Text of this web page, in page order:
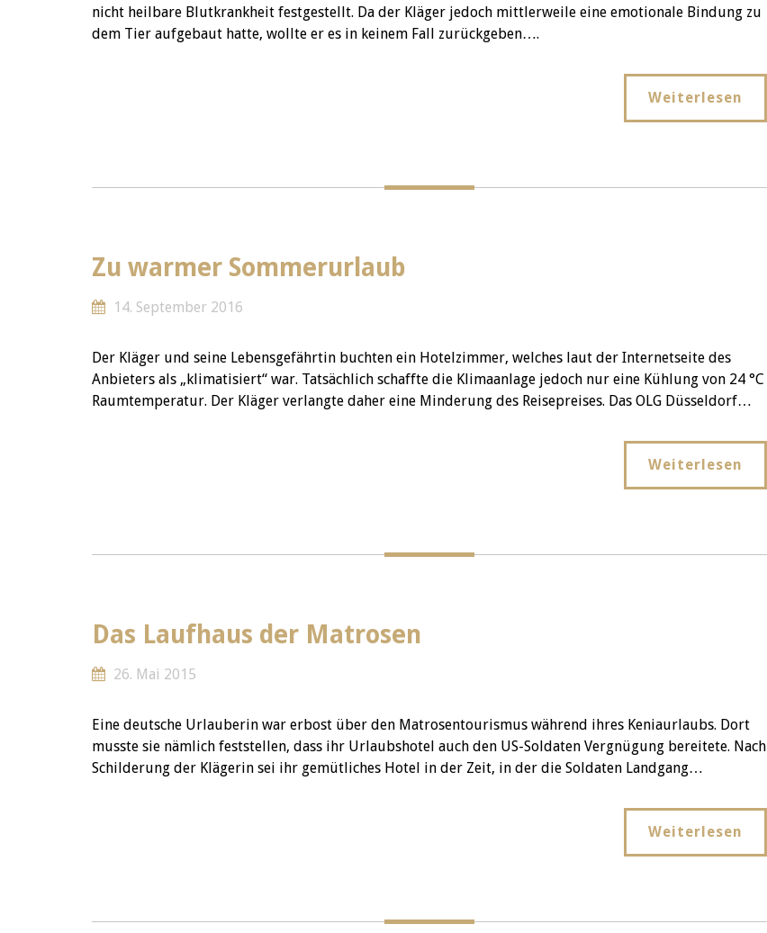
nicht heilbare Blutkrankheit festgestellt. Da der Kläger jedoch mittlerweile eine emotionale Bindung zu
dem Tier aufgebaut hatte, wollte er es in keinem Fall zurückgeben….
Weiterlesen
Zu warmer Sommerurlaub
14. September 2016
Der Kläger und seine Lebensgefährtin buchten ein Hotelzimmer, welches laut der Internetseite des
Anbieters als „klimatisiert“ war. Tatsächlich schaffte die Klimaanlage jedoch nur eine Kühlung von 24 °C
Raumtemperatur. Der Kläger verlangte daher eine Minderung des Reisepreises. Das OLG Düsseldorf…
Weiterlesen
Das Laufhaus der Matrosen
26. Mai 2015
Eine deutsche Urlauberin war erbost über den Matrosentourismus während ihres Keniaurlaubs. Dort
musste sie nämlich feststellen, dass ihr Urlaubshotel auch den US-Soldaten Vergnügung bereitete. Nach
Schilderung der Klägerin sei ihr gemütliches Hotel in der Zeit, in der die Soldaten Landgang…
Weiterlesen